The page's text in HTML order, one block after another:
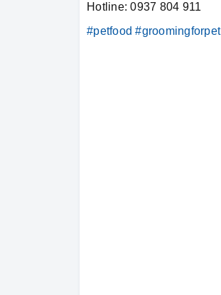
Hotline: 0937 804 911
#petfood #groomingforpet